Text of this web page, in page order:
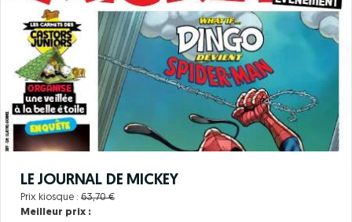
LE JOURNAL DE MICKEY
Prix kiosque : 63,70 €
Meilleur prix :